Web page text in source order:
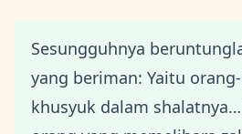
Sesungguhnya
yang beriman: Yaitu
khusyuk dalam